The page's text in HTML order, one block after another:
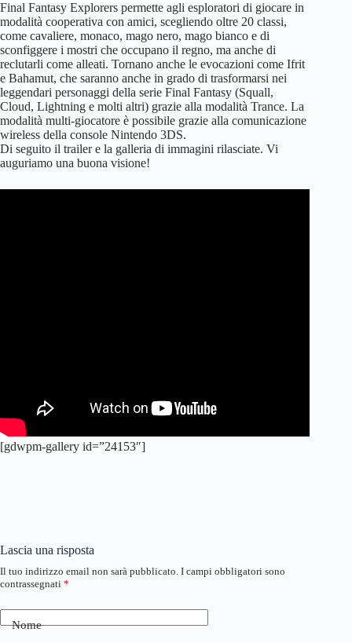
Final Fantasy Explorers permette agli esploratori di giocare in
modalità cooperativa con amici, scegliendo oltre 20 classi,
come cavaliere, monaco, mago nero, mago bianco e di
sconfiggere i mostri che occupano il regno, ma anche di
reclutarli come alleati. Tornano anche le evocazioni come Ifrit
e Bahamut, che saranno anche in grado di trasformarsi nei
leggendari personaggi della serie Final Fantasy (Squall,
Cloud, Lightning e molti altri) grazie alla modalità Trance. La
modalità multi-giocatore è possibile grazie alla comunicazione
wireless della console Nintendo 3DS.
Di seguito il trailer e la galleria di immagini rilasciate. Vi
auguriamo una buona visione!
[gdwpm-gallery id=”24153″]
Lascia una risposta
Il tuo indirizzo email non sarà pubblicato. I campi obbligatori sono
contrassegnati *
Nome